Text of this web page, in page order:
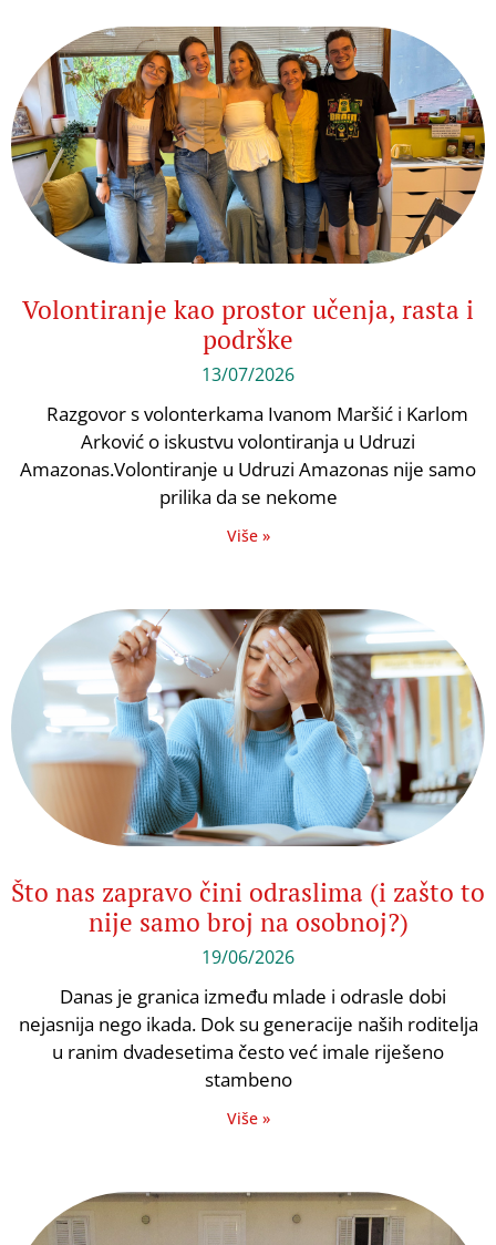
Volontiranje kao prostor učenja, rasta i
podrške
13/07/2026
Razgovor s volonterkama Ivanom Maršić i Karlom
Arković o iskustvu volontiranja u Udruzi
Amazonas.Volontiranje u Udruzi Amazonas nije samo
prilika da se nekome
Više »
Što nas zapravo čini odraslima (i zašto to
nije samo broj na osobnoj?)
19/06/2026
Danas je granica između mlade i odrasle dobi
nejasnija nego ikada. Dok su generacije naših roditelja
u ranim dvadesetima često već imale riješeno
stambeno
Više »